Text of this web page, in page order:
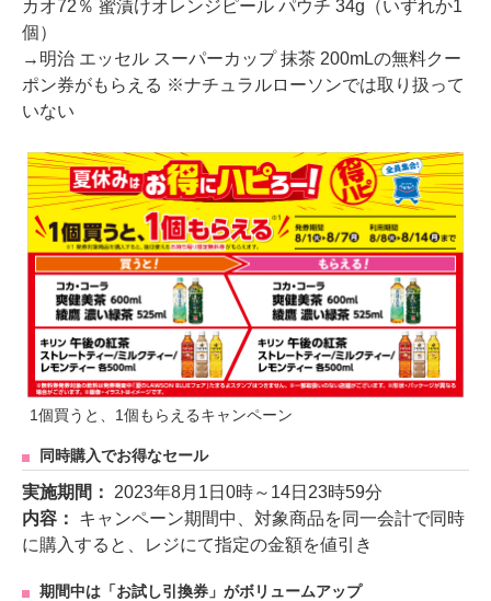
カオ72％ 蜜漬けオレンジピール パウチ 34g（いずれか1
個）
→明治 エッセル スーパーカップ 抹茶 200mLの無料クー
ポン券がもらえる ※ナチュラルローソンでは取り扱って
いない
1個買うと、1個もらえるキャンペーン
同時購入でお得なセール
実施期間： 2023年8月1日0時～14日23時59分
内容： キャンペーン期間中、対象商品を同一会計で同時
に購入すると、レジにて指定の金額を値引き
期間中は「お試し引換券」がボリュームアップ